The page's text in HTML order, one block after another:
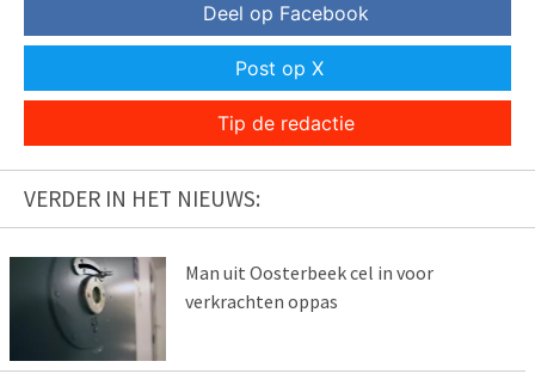
Deel op Facebook
Post op X
Tip de redactie
VERDER IN HET NIEUWS:
Man uit Oosterbeek cel in voor
verkrachten oppas